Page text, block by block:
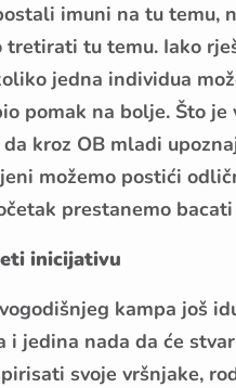
imuni na tu temu,
tretirati tu temu. Iako
jedna individua
pomak na bolje. Što
kroz OB mladi
možemo postići
prestanemo
inicijativu
kampa još
i jedina nada da će
svoje vršnjake,